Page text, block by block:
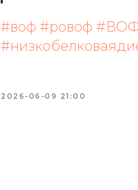
#воф #ровоф
2026-06-09 21:00